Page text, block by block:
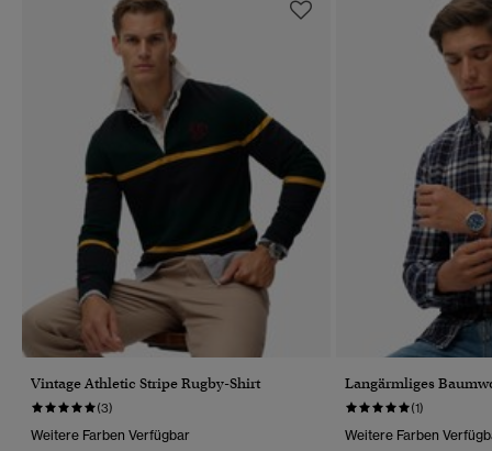
Vintage Athletic Stripe Rugby-Shirt
(3)
Weitere Farben Verfügbar
Langärmliges
(1)
Weitere Farben